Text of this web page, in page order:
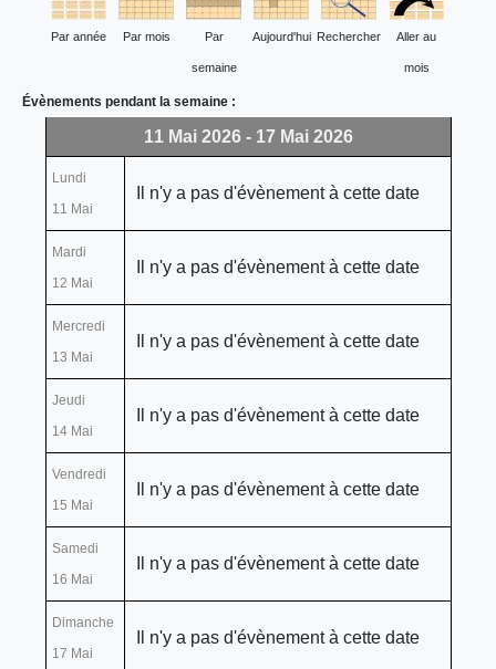
Par année Par mois Par
semaine
Aujourd'hui Rechercher Aller au
mois
Évènements pendant la semaine :
11 Mai 2026 - 17 Mai 2026
Lundi
11 Mai
Il n'y a pas d'évènement à cette date
Mardi
12 Mai
Il n'y a pas d'évènement à cette date
Mercredi
13 Mai
Il n'y a pas d'évènement à cette date
Jeudi
14 Mai
Il n'y a pas d'évènement à cette date
Vendredi
15 Mai
Il n'y a pas d'évènement à cette date
Samedi
16 Mai
Il n'y a pas d'évènement à cette date
Dimanche
17 Mai
Il n'y a pas d'évènement à cette date